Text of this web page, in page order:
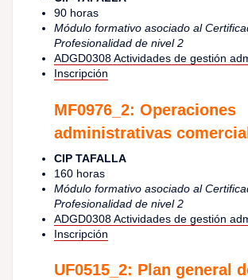
90 horas
Módulo formativo asociado al
Profesionalidad de nivel 2
ADGD0308 Actividades de gestión
Inscripción
MF0976_2: Operaciones
administrativas
CIP TAFALLA
160 horas
Módulo formativo asociado al
Profesionalidad de nivel 2
ADGD0308 Actividades de gestión
Inscripción
UF0515_2: Plan general